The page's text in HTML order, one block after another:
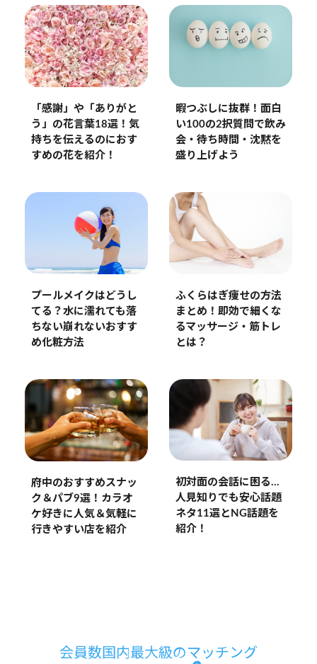
「感謝」や「ありがと
う」の花言葉18選！気
持ちを伝えるのにおす
すめの花を紹介！
暇つぶしに抜群！面白
い100の2択質問で飲み
会・待ち時間・沈黙を
盛り上げよう
プールメイクはどうし
てる？水に濡れても落
ちない崩れないおすす
め化粧方法
ふくらはぎ痩せの方法
まとめ！即効で細くな
るマッサージ・筋トレ
とは？
府中のおすすめスナッ
ク＆パブ9選！カラオ
ケ好きに人気＆気軽に
行きやすい店を紹介
初対面の会話に困る…
人見知りでも安心話題
ネタ11選とNG話題を
紹介！